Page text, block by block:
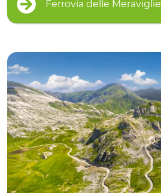
Ferrovia delle Meraviglie